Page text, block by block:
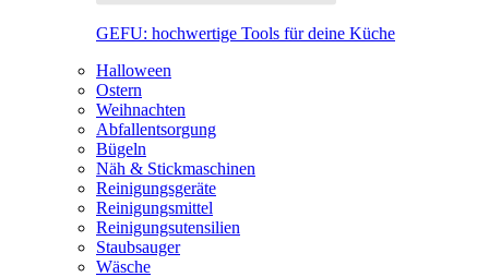
GEFU: hochwertige Tools für deine Küche
Halloween
Ostern
Weihnachten
Abfallentsorgung
Bügeln
Näh & Stickmaschinen
Reinigungsgeräte
Reinigungsmittel
Reinigungsutensilien
Staubsauger
Wäsche